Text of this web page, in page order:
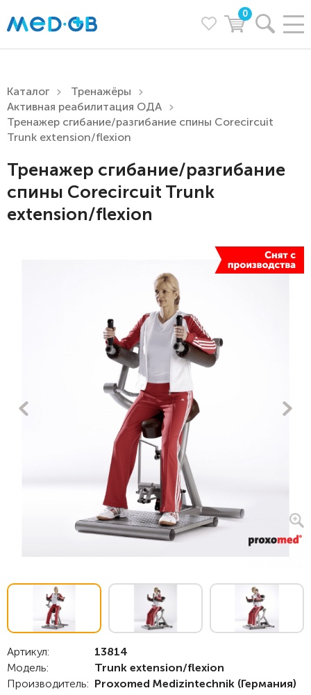
0
Каталог
Тренажёры
Активная реабилитация ОДА
Тренажер сгибание/разгибание спины Corecircuit
Trunk extension/flexion
Тренажер сгибание/разгибание
спины Corecircuit Trunk
extension/flexion
Артикул:
13814
Модель:
Trunk extension/flexion
Производитель: Proxomed Medizintechnik (Германия)